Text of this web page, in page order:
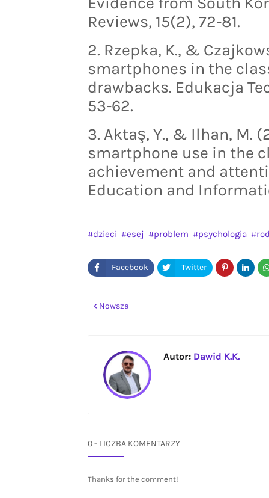
Reviews, 15(2), 72-81.
2. Rzepka, K., &
smartphones in the
drawbacks. Edukacja
53-62.
3. Aktaş, Y., & Ilhan, M.
smartphone use in the
achievement and
Education and
dzieci esej problem psychologia
Nowsza
Autor: Dawid K.K.
0 - LICZBA KOMENTARZY
Thanks for the comment!